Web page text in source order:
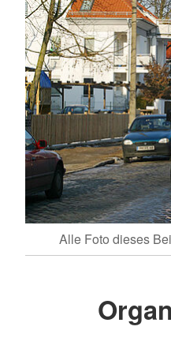
Alle Foto dieses